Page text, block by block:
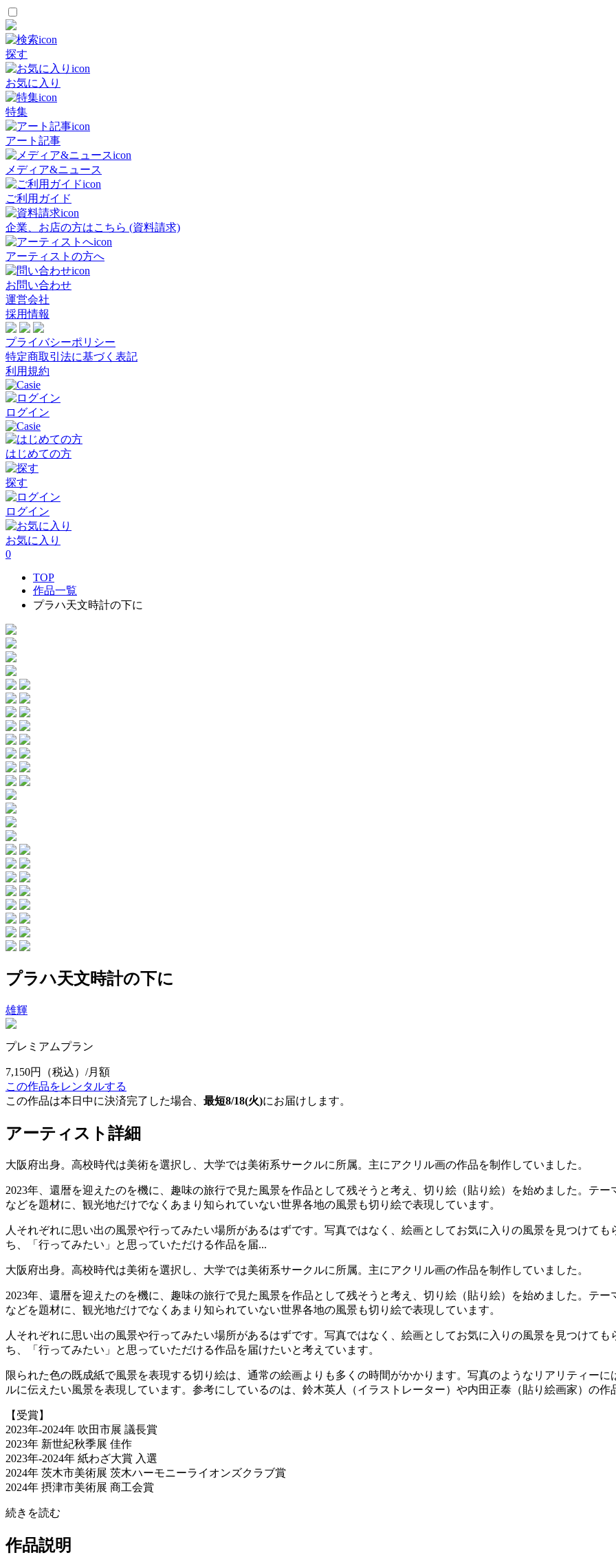
探す
お気に入り
特集
アート記事
メディア&ニュース
ご利用ガイド
企業、お店の方はこちら (資料請求)
アーティストの方へ
お問い合わせ
運営会社
採用情報
プライバシーポリシー
特定商取引法に基づく表記
利用規約
ログイン
はじめての方
探す
ログイン
お気に入り
0
TOP
作品一覧
プラハ天文時計の下に
プラハ天文時計の下に
雄輝
プレミアムプラン
7,150円
（税込）/月額
この作品をレンタルする
この作品は本日中に決済完了した場合、 最短8/18(火)にお届けします。
アーティスト詳細
大阪府出身。高校時代は美術を選択し、大学では美術系サークルに所属。主にアクリル画の作品を制作していました。
2023年、還暦を迎えたのを機に、趣味の旅行で見た風景を作品として残そうと考え、切り絵（貼り絵）を始めました。テ
などを題材に、観光地だけでなくあまり知られていない世界各地の風景も切り絵で表現しています。
人それぞれに思い出の風景や行ってみたい場所があるはずです。写真ではなく、絵画としてお気に入りの風景を見つけて
ち、「行ってみたい」と思っていただける作品を届...
大阪府出身。高校時代は美術を選択し、大学では美術系サークルに所属。主にアクリル画の作品を制作していました。
2023年、還暦を迎えたのを機に、趣味の旅行で見た風景を作品として残そうと考え、切り絵（貼り絵）を始めました。テ
などを題材に、観光地だけでなくあまり知られていない世界各地の風景も切り絵で表現しています。
人それぞれに思い出の風景や行ってみたい場所があるはずです。写真ではなく、絵画としてお気に入りの風景を見つけて
ち、「行ってみたい」と思っていただける作品を届けたいと考えています。
限られた色の既成紙で風景を表現する切り絵は、通常の絵画よりも多くの時間がかかります。写真のようなリアリティー
ルに伝えたい風景を表現しています。参考にしているのは、鈴木英人（イラストレーター）や内田正泰（貼り絵画家）の作
【受賞】
2023年-2024年 吹田市展 議長賞
2023年 新世紀秋季展 佳作
2023年-2024年 紙わざ大賞 入選
2024年 茨木市美術展 茨木ハーモニーライオンズクラブ賞
2024年 摂津市美術展 商工会賞
続きを読む
作品説明